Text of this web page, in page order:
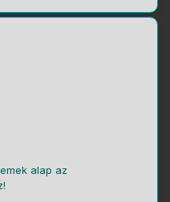
alap az